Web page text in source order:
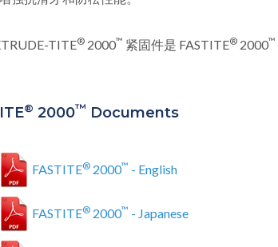
TITE® 2000™ 紧固件是 FASTITE® 2000™
® 2000™ Documents
FASTITE® 2000™ - English
FASTITE® 2000™ - Japanese